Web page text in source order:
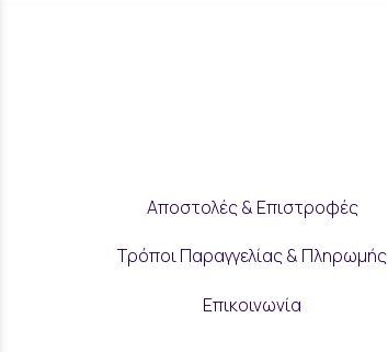
Αποστολές & Επιστροφές
Τρόποι Παραγγελίας & Πληρωμής
Επικοινωνία